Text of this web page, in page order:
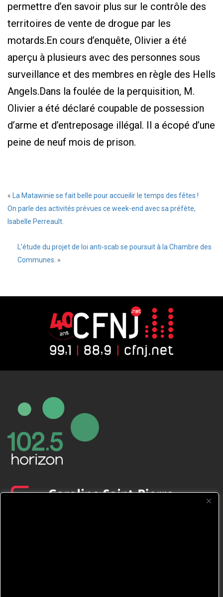
permettre d’en savoir plus sur le contrôle des
territoires de vente de drogue par les
motards.En cours d’enquête, Olivier a été
aperçu à plusieurs avec des personnes sous
surveillance et des membres en règle des Hells
Angels.Dans la foulée de la perquisition, M.
Olivier a été déclaré coupable de possession
d’arme et d’entreposage illégal. Il a écopé d’une
peine de neuf mois de prison.
«
La Matawinie se fait belle pour accueilir le temps des fêtes !
On parle des activités prévues ce week-end avec sa préfète,
Isabelle Perreault.
L’étude du projet de loi anti-scab se poursuit à la Chambre des
Communes. »